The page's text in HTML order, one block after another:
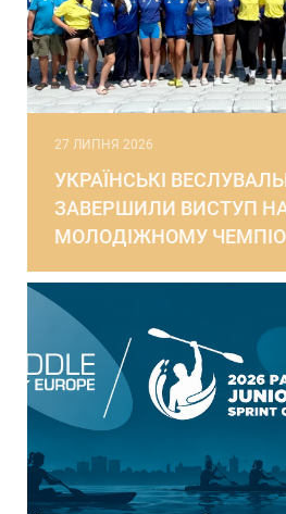
27 ЛИПНЯ 2026
УКРАЇНСЬКІ
ЗАВЕРШИЛИ ВИСТУП
МОЛОДІЖНОМУ